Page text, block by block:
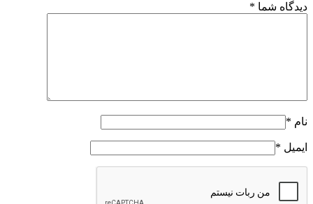
دیدگاه شما *
نام *
ایمیل *